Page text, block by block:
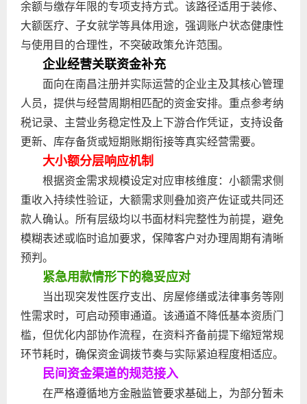
余额与缴存年限的专项支持方式。该路径适用于装修、
大额医疗、子女就学等具体用途，强调账户状态健康性
与使用目的合理性，不突破政策允许范围。
企业经营关联资金补充
面向在南昌注册并实际运营的企业主及其核心管理
人员，提供与经营周期相匹配的资金安排。重点参考纳
税记录、主营业务稳定性及上下游合作凭证，支持设备
更新、库存备货或短期账期衔接等真实经营需要。
大小额分层响应机制
根据资金需求规模设定对应审核维度：小额需求侧
重收入持续性验证，大额需求则叠加资产佐证或共同还
款人确认。所有层级均以书面材料完整性为前提，避免
模糊表述或临时追加要求，保障客户对办理周期有清晰
预判。
紧急用款情形下的稳妥应对
当出现突发性医疗支出、房屋修缮或法律事务等刚
性需求时，可启动预审通道。该通道不降低基本资质门
槛，但优化内部协作流程，在资料齐备前提下缩短常规
环节耗时，确保资金调拨节奏与实际紧迫程度相适应。
民间资金渠道的规范接入
在严格遵循地方金融监管要求基础上，为部分暂未